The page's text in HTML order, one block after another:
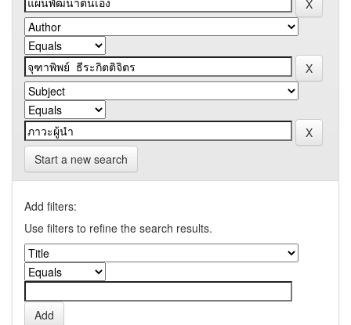
Start a new search
Add filters:
Use filters to refine the search results.